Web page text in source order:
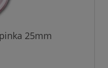
25mm